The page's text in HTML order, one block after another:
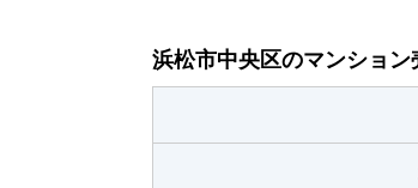
浜松市中央区のマンション